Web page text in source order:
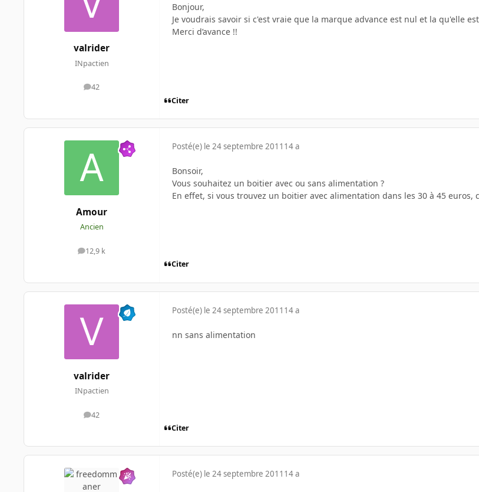
valrider
INpactien
42
messages
Bonjour,
Je voudrais savoir si c'est vraie que la marque advance est nul et la qu'elle
Merci d’avance !!
Citer
Amour
Ancien
12,9 k
messages
Posté(e) le 24 septembre 2011 14 a
Bonsoir,
Vous souhaitez un boitier avec ou sans alimentation ?
En effet, si vous trouvez un boitier avec alimentation dans les 30 à 45
Citer
valrider
INpactien
42
messages
Posté(e) le 24 septembre 2011 14 a
nn sans alimentation
Citer
Posté(e) le 24 septembre 2011 14 a